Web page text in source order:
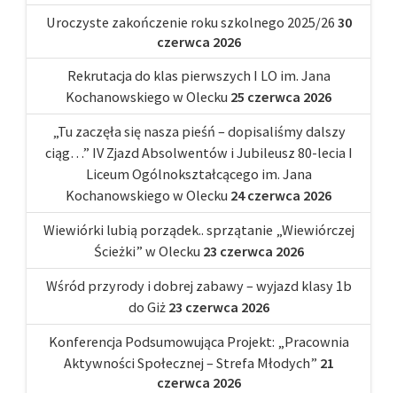
Uroczyste zakończenie roku szkolnego 2025/26 30
czerwca 2026
Rekrutacja do klas pierwszych I LO im. Jana
Kochanowskiego w Olecku 25 czerwca 2026
„Tu zaczęła się nasza pieśń – dopisaliśmy dalszy
ciąg…” IV Zjazd Absolwentów i Jubileusz 80-lecia I
Liceum Ogólnokształcącego im. Jana
Kochanowskiego w Olecku 24 czerwca 2026
Wiewiórki lubią porządek.. sprzątanie „Wiewiórczej
Ścieżki” w Olecku 23 czerwca 2026
Wśród przyrody i dobrej zabawy – wyjazd klasy 1b
do Giż 23 czerwca 2026
Konferencja Podsumowująca Projekt: „Pracownia
Aktywności Społecznej – Strefa Młodych” 21
czerwca 2026